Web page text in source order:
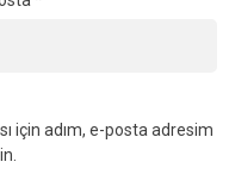
için adım, e-posta adresim